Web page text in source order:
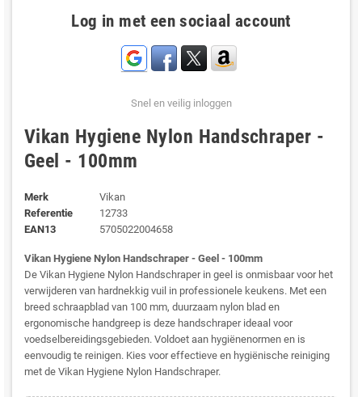
Log in met een sociaal account
Snel en veilig inloggen
Vikan Hygiene Nylon Handschraper -
Geel - 100mm
Merk
Vikan
Referentie
12733
EAN13
5705022004658
Vikan Hygiene Nylon Handschraper - Geel - 100mm
De Vikan Hygiene Nylon Handschraper in geel is onmisbaar voor het
verwijderen van hardnekkig vuil in professionele keukens. Met een
breed schraapblad van 100 mm, duurzaam nylon blad en
ergonomische handgreep is deze handschraper ideaal voor
voedselbereidingsgebieden. Voldoet aan hygiënenormen en is
eenvoudig te reinigen. Kies voor effectieve en hygiënische reiniging
met de Vikan Hygiene Nylon Handschraper.